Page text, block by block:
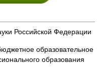
Российской Федерации
образовательное
образования